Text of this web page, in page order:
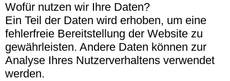
Wofür nutzen wir Ihre Daten?
Ein Teil der Daten wird erhoben, um eine
fehlerfreie Bereitstellung der Website zu
gewährleisten. Andere Daten können zur
Analyse Ihres Nutzerverhaltens verwendet
werden.